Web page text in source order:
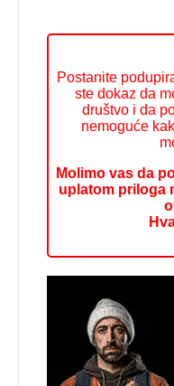
Postanite
ste dokaz da
društvo i da
nemoguće
Molimo vas da
uplatom priloga